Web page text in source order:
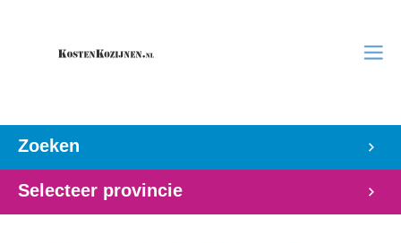
Zoeken
Selecteer provincie